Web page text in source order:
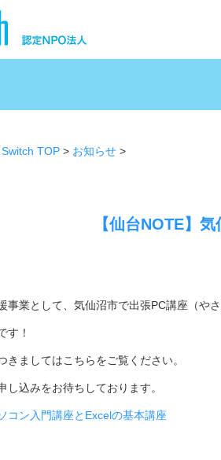
TOP > お知らせ >
【仙台NOTE】
事業として、気仙沼市で出張PC講座（や
す！
きましてはこちらをご覧ください。
し込みをお待ちしております。
コン入門講座とExcelの基本講座